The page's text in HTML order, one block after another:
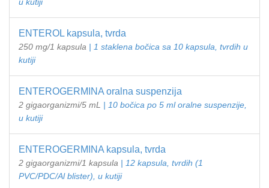
u kutiji
ENTEROL kapsula, tvrda
250 mg/1 kapsula | 1 staklena bočica sa 10 kapsula, tvrdih u
kutiji
ENTEROGERMINA oralna suspenzija
2 gigaorganizmi/5 mL | 10 bočica po 5 ml oralne suspenzije,
u kutiji
ENTEROGERMINA kapsula, tvrda
2 gigaorganizmi/1 kapsula | 12 kapsula, tvrdih (1
PVC/PDC/Al blister), u kutiji